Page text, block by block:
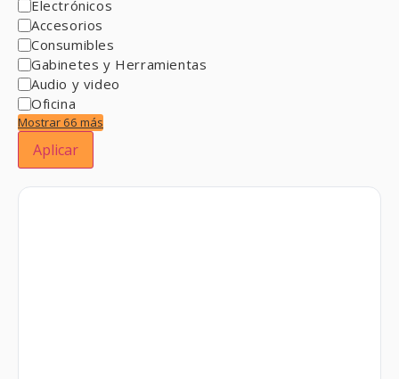
Electrónicos
Accesorios
Consumibles
Gabinetes y Herramientas
Audio y video
Oficina
Mostrar 66 más
Aplicar